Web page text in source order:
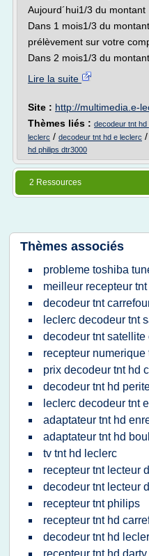
Aujourd´hui1/3 du montant
Dans 1 mois1/3 du
prélèvement sur votre
Dans 2 mois1/3 du
Lire la suite
Site : http://multimedia.e-
Thèmes liés : decodeur tnt hd
leclerc / decodeur tnt hd e leclerc /
hd philips dtr3000
2 Ressources
Thèmes associés
probleme toshiba
meilleur recepteur
decodeur tnt
leclerc decodeur tnt
decodeur tnt satellite
recepteur numerique
prix decodeur tnt hd
decodeur tnt hd
leclerc decodeur tnt
adaptateur tnt hd
adaptateur tnt hd
tv tnt hd leclerc
recepteur tnt lecteur
decodeur tnt lecteur
recepteur tnt philips
recepteur tnt hd
decodeur tnt hd
recepteur tnt hd darty